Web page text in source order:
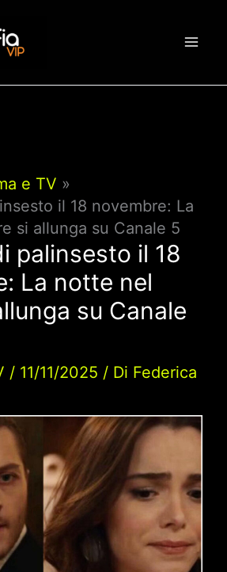
e TV
il 18 novembre: La
si allunga su Canale 5
palinsesto il 18
La notte nel
su Canale
/ 11/11/2025 / Di Federica